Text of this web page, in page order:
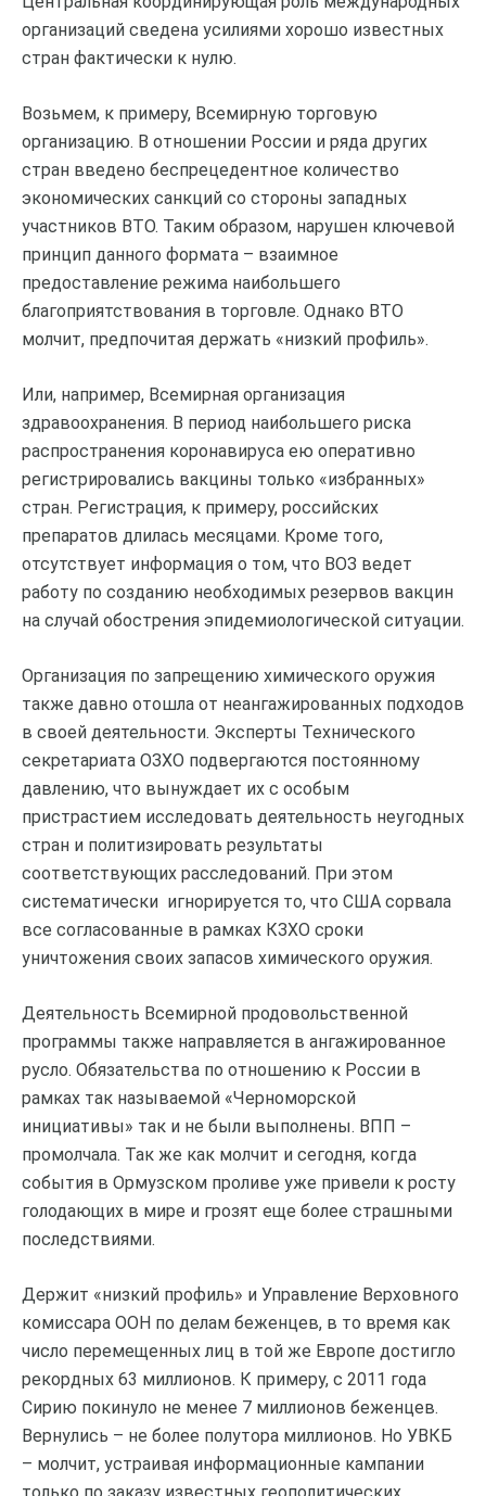
организаций сведена усилиями хорошо известных
стран фактически к нулю.
Возьмем, к примеру, Всемирную торговую
организацию. В отношении России и ряда других
стран введено беспрецедентное количество
экономических санкций со стороны западных
участников ВТО. Таким образом, нарушен ключевой
принцип данного формата – взаимное
предоставление режима наибольшего
благоприятствования в торговле. Однако ВТО
молчит, предпочитая держать «низкий профиль».
Или, например, Всемирная организация
здравоохранения. В период наибольшего риска
распространения коронавируса ею оперативно
регистрировались вакцины только «избранных»
стран. Регистрация, к примеру, российских
препаратов длилась месяцами. Кроме того,
отсутствует информация о том, что ВОЗ ведет
работу по созданию необходимых резервов вакцин
на случай обострения эпидемиологической ситуации.
Организация по запрещению химического оружия
также давно отошла от неангажированных подходов
в своей деятельности. Эксперты Технического
секретариата ОЗХО подвергаются постоянному
давлению, что вынуждает их с особым
пристрастием исследовать деятельность неугодных
стран и политизировать результаты
соответствующих расследований. При этом
систематически игнорируется то, что США сорвала
все согласованные в рамках КЗХО сроки
уничтожения своих запасов химического оружия.
Деятельность Всемирной продовольственной
программы также направляется в ангажированное
русло. Обязательства по отношению к России в
рамках так называемой «Черноморской
инициативы» так и не были выполнены. ВПП –
промолчала. Так же как молчит и сегодня, когда
события в Ормузском проливе уже привели к росту
голодающих в мире и грозят еще более страшными
последствиями.
Держит «низкий профиль» и Управление Верховного
комиссара ООН по делам беженцев, в то время как
число перемещенных лиц в той же Европе достигло
рекордных 63 миллионов. К примеру, с 2011 года
Сирию покинуло не менее 7 миллионов беженцев.
Вернулись – не более полутора миллионов. Но УВКБ
– молчит, устраивая информационные кампании